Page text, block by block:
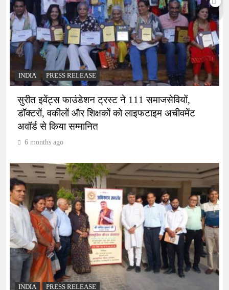
INDIA PRESS RELEASE
सुरीत इवेंट्स फाउंडेशन ट्रस्ट ने 111 समाजसेवियों,
डॉक्टरों, वकीलों और शिक्षकों को लाइफटाइम अचीवमेंट
अवॉर्ड से किया सम्मानित
6 months ago
INDIA PRESS RELEASE